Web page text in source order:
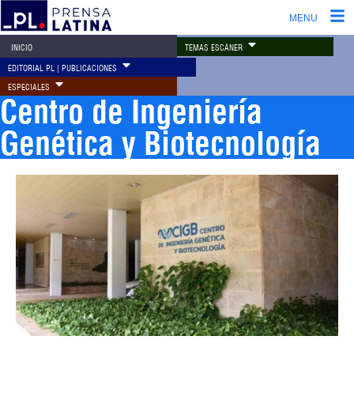
MENU
INICIO TEMAS ESCÁNER
EDITORIAL PL | PUBLICACIONES
ESPECIALES
Centro de Ingeniería
Genética y Biotecnología